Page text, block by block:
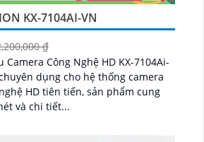
KX-7104AI-VN
₫
Công Nghệ HD KX-7104Ai-
dụng cho hệ thống camera
và chi tiết...